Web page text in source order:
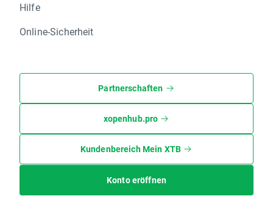
Hilfe
Online-Sicherheit
Partnerschaften
xopenhub.pro
Kundenbereich Mein XTB
Konto eröffnen